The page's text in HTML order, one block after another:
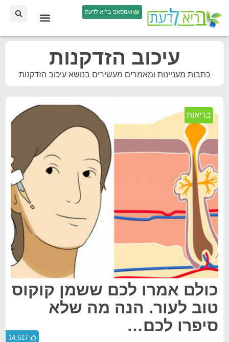
וואטסאפ בריא לדעת
עיכוב הזדקנות
כתבות מעניינות ומאמרים מעשירים בנושא עיכוב הזדקנות
בריאות
כולם אמרו לכם ששמן קוקוס
טוב לעור. הנה מה שלא
סיפרו לכם…
14,517